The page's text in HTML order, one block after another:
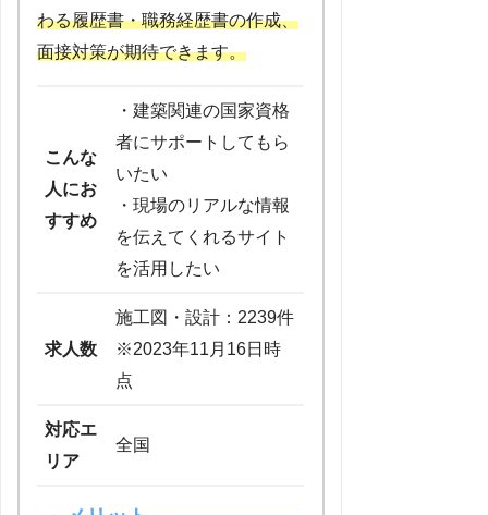
わる履歴書・職務経歴書の作成、
面接対策が期待できます。
こんな
人にお
すすめ
・建築関連の国家資格
者にサポートしてもら
いたい
・現場のリアルな情報
を伝えてくれるサイト
を活用したい
求人数
施工図・設計：2239件
※2023年11月16日時
点
対応エ
リア
全国